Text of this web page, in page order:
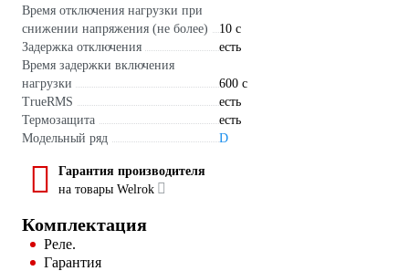
Время отключения нагрузки при
снижении напряжения (не более)
10 с
Задержка отключения
есть
Время задержки включения
нагрузки
600 с
TrueRMS
есть
Термозащита
есть
Модельный ряд
D
Гарантия производителя
на товары Welrok
Комплектация
Реле.
Гарантия